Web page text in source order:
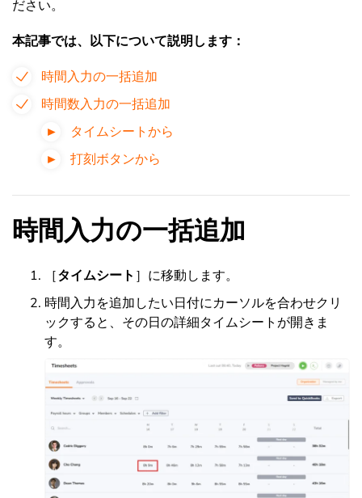
ださい。
本記事では、以下について説明します：
時間入力の一括追加
時間数入力の一括追加
タイムシートから
打刻ボタンから
時間入力の一括追加
［タイムシート ］に移動します。
時間入力を追加したい日付にカーソルを合わせクリ
ックすると、その日の詳細タイムシートが開きま
す。